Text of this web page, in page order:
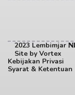
2023 Lembimjar
Site by Vortex
Kebijakan Privasi
Syarat & Ketentuan